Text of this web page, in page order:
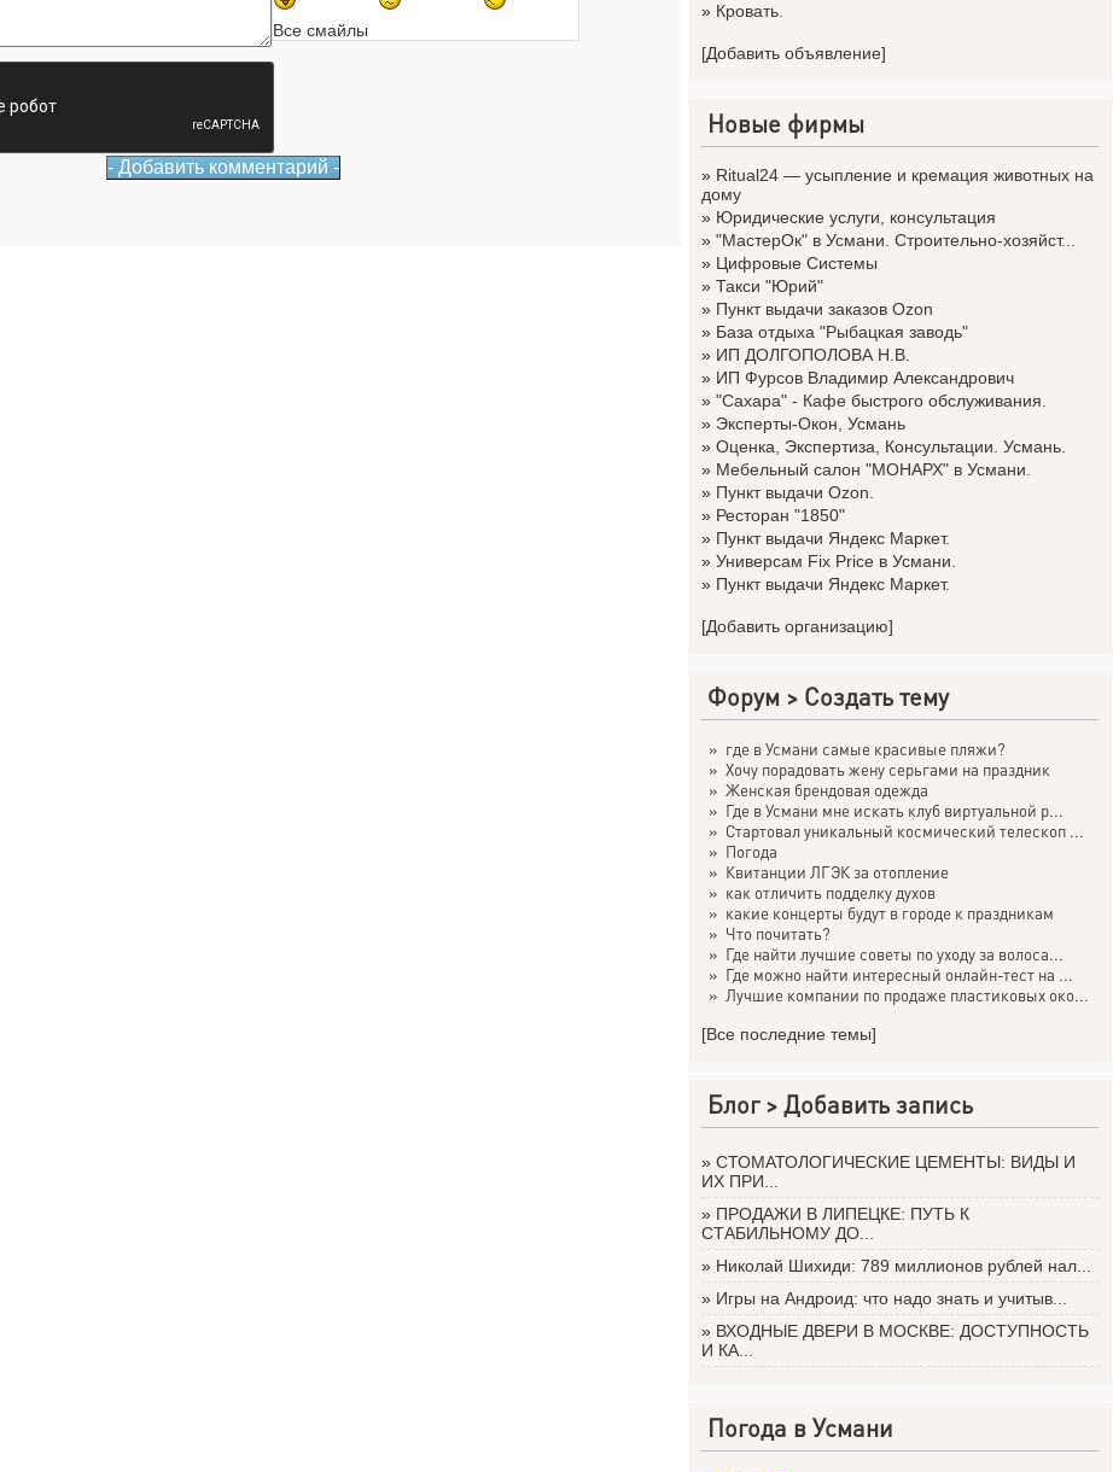
Все смайлы
» Кровать.
[Добавить объявление]
Новые фирмы
» Ritual24 — усыпление и кремация животных на
дому
» Юридические услуги, консультация
» "МастерОк" в Усмани. Строительно-хозяйст...
» Цифровые Системы
» Такси "Юрий"
» Пункт выдачи заказов Ozon
» База отдыха "Рыбацкая заводь"
» ИП ДОЛГОПОЛОВА Н.В.
» ИП Фурсов Владимир Александрович
» "Сахара" - Кафе быстрого обслуживания.
» Эксперты-Окон, Усмань
» Оценка, Экспертиза, Консультации. Усмань.
» Мебельный салон "МОНАРХ" в Усмани.
» Пункт выдачи Ozon.
» Ресторан "1850"
» Пункт выдачи Яндекс Маркет.
» Универсам Fix Price в Усмани.
» Пункт выдачи Яндекс Маркет.
[Добавить организацию]
Форум > Создать тему
» где в Усмани самые красивые пляжи?
» Хочу порадовать жену серьгами на праздник
» Женская брендовая одежда
» Где в Усмани мне искать клуб виртуальной р...
» Стартовал уникальный космический телескоп ...
» Погода
» Квитанции ЛГЭК за отопление
» как отличить подделку духов
» какие концерты будут в городе к праздникам
» Что почитать?
» Где найти лучшие советы по уходу за волоса...
» Где можно найти интересный онлайн-тест на ...
» Лучшие компании по продаже пластиковых око...
[Все последние темы]
Блог >Добавить запись
» СТОМАТОЛОГИЧЕСКИЕ ЦЕМЕНТЫ: ВИДЫ И
ИХ ПРИ...
» ПРОДАЖИ В ЛИПЕЦКЕ: ПУТЬ К
СТАБИЛЬНОМУ ДО...
» Николай Шихиди: 789 миллионов рублей нал...
» Игры на Андроид: что надо знать и учитыв...
» ВХОДНЫЕ ДВЕРИ В МОСКВЕ: ДОСТУПНОСТЬ
И КА...
Погода в Усмани